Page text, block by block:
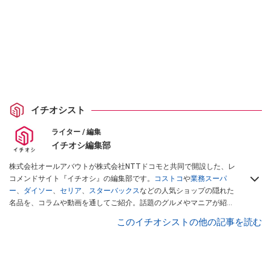
イチオシスト
ライター / 編集
イチオシ編集部
株式会社オールアバウトが株式会社NTTドコモと共同で開設した、レ
コメンドサイト『イチオシ』の編集部です。 コストコや業務スーパ
ー、 ダイソー、 セリア、 スターバックスなどの人気ショップの隠れた
名品を、コラムや動画を通してご紹介。話題のグルメやマニアが紹介
インフルエンサーが実際に使用してレビューしています。毎日トレン
このイチオシストの他の記事を読む